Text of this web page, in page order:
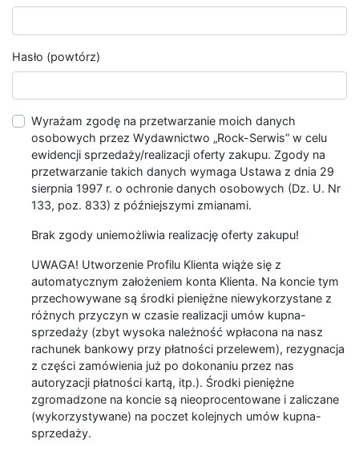
Hasło (powtórz)
Wyrażam zgodę na przetwarzanie moich danych
osobowych przez Wydawnictwo „Rock-Serwis” w celu
ewidencji sprzedaży/realizacji oferty zakupu. Zgody na
przetwarzanie takich danych wymaga Ustawa z dnia 29
sierpnia 1997 r. o ochronie danych osobowych (Dz. U. Nr
133, poz. 833) z późniejszymi zmianami.
Brak zgody uniemożliwia realizację oferty zakupu!
UWAGA! Utworzenie Profilu Klienta wiąże się z
automatycznym założeniem konta Klienta. Na koncie tym
przechowywane są środki pieniężne niewykorzystane z
różnych przyczyn w czasie realizacji umów kupna-
sprzedaży (zbyt wysoka należność wpłacona na nasz
rachunek bankowy przy płatności przelewem), rezygnacja
z części zamówienia już po dokonaniu przez nas
autoryzacji płatności kartą, itp.). Środki pieniężne
zgromadzone na koncie są nieoprocentowane i zaliczane
(wykorzystywane) na poczet kolejnych umów kupna-
sprzedaży.